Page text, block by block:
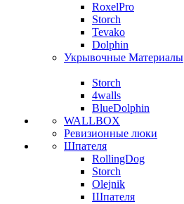
RoxelPro
Storch
Tevako
Dolphin
Укрывочные Материалы
Storch
4walls
BlueDolphin
WALLBOX
Ревизионные люки
Шпателя
RollingDog
Storch
Olejnik
Шпателя